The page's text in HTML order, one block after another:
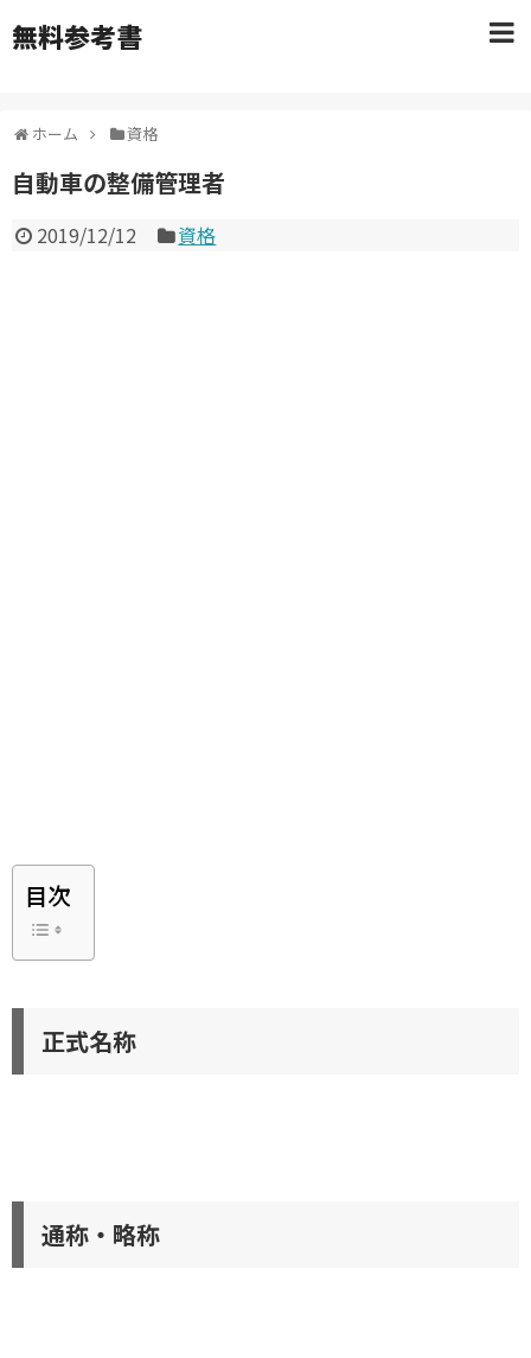
無料参考書
ホーム 資格
自動車の整備管理者
2019/12/12 資格
目次
正式名称
通称・略称